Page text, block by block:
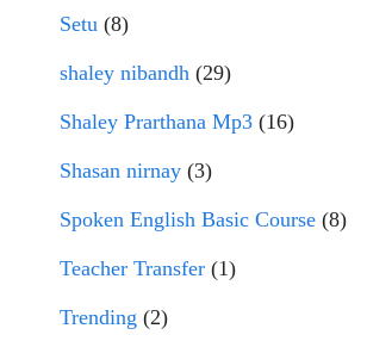
Setu (8)
shaley nibandh (29)
Shaley Prarthana Mp3 (16)
Shasan nirnay (3)
Spoken English Basic Course (8)
Teacher Transfer (1)
Trending (2)